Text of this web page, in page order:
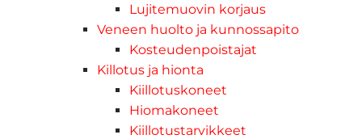
Lujitemuovin korjaus
Veneen huolto ja kunnossapito
Kosteudenpoistajat
Killotus ja hionta
Kiillotuskoneet
Hiomakoneet
Kiillotustarvikkeet